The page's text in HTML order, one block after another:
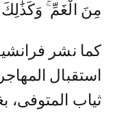
مِنَ الْغَمِّ ۚ وَكَذَٰلِكَ
كما نشر
استقبال
ثياب المتوفى،